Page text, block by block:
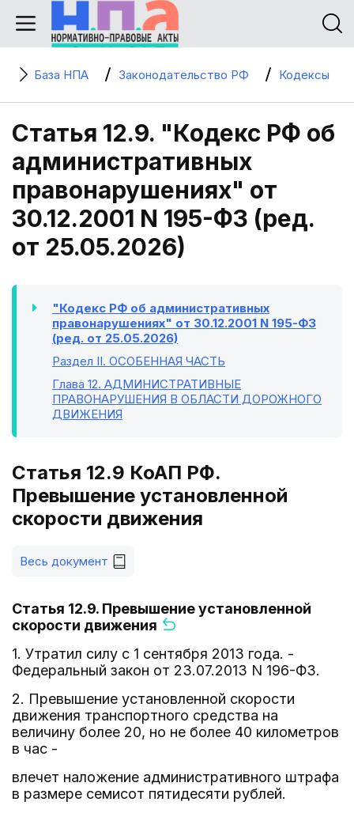
База НПА Законодательство РФ Кодексы
Статья 12.9. "Кодекс РФ об
административных
правонарушениях" от
30.12.2001 N 195-ФЗ (ред.
от 25.05.2026)
"Кодекс РФ об административных
правонарушениях" от 30.12.2001 N 195-ФЗ
(ред. от 25.05.2026)
Раздел II. ОСОБЕННАЯ ЧАСТЬ
Глава 12. АДМИНИСТРАТИВНЫЕ
ПРАВОНАРУШЕНИЯ В ОБЛАСТИ ДОРОЖНОГО
ДВИЖЕНИЯ
Статья 12.9 КоАП РФ.
Превышение установленной
скорости движения
Весь документ
Статья 12.9. Превышение установленной
скорости движения
1. Утратил силу с 1 сентября 2013 года. -
Федеральный закон от 23.07.2013 N 196-ФЗ.
2. Превышение установленной скорости
движения транспортного средства на
величину более 20, но не более 40 километров
в час -
влечет наложение административного штрафа
в размере семисот пятидесяти рублей.